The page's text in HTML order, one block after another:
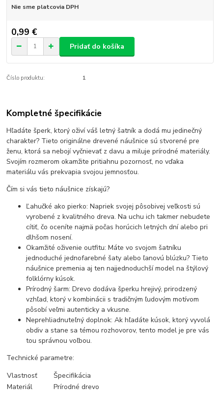
Nie sme platcovia DPH
0,99 €
Pridať do košíka
Číslo produktu: 1
Kompletné špecifikácie
Hľadáte šperk, ktorý oživí váš letný šatník a dodá mu jedinečný
charakter? Tieto originálne drevené náušnice sú stvorené pre
ženu, ktorá sa nebojí vyčnievať z davu a miluje prírodné materiály.
Svojím rozmerom okamžite pritiahnu pozornosť, no vďaka
materiálu vás prekvapia svojou jemnosťou.
Čím si vás tieto náušnice získajú?
Ľahučké ako pierko: Napriek svojej pôsobivej veľkosti sú
vyrobené z kvalitného dreva. Na uchu ich takmer nebudete
cítiť, čo oceníte najmä počas horúcich letných dní alebo pri
dlhšom nosení.
Okamžité oživenie outfitu: Máte vo svojom šatníku
jednoduché jednofarebné šaty alebo ľanovú blúzku? Tieto
náušnice premenia aj ten najjednoduchší model na štýlový
folklórny kúsok.
Prírodný šarm: Drevo dodáva šperku hrejivý, prirodzený
vzhľad, ktorý v kombinácii s tradičným ľudovým motívom
pôsobí veľmi autenticky a vkusne.
Neprehliadnuteľný doplnok: Ak hľadáte kúsok, ktorý vyvolá
obdiv a stane sa témou rozhovorov, tento model je pre vás
tou správnou voľbou.
Technické parametre:
Vlastnosť
Špecifikácia
Materiál
Prírodné drevo